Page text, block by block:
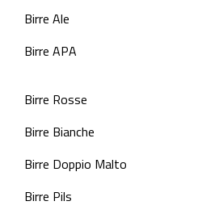
Birre Ale
Birre APA
Birre Rosse
Birre Bianche
Birre Doppio Malto
Birre Pils